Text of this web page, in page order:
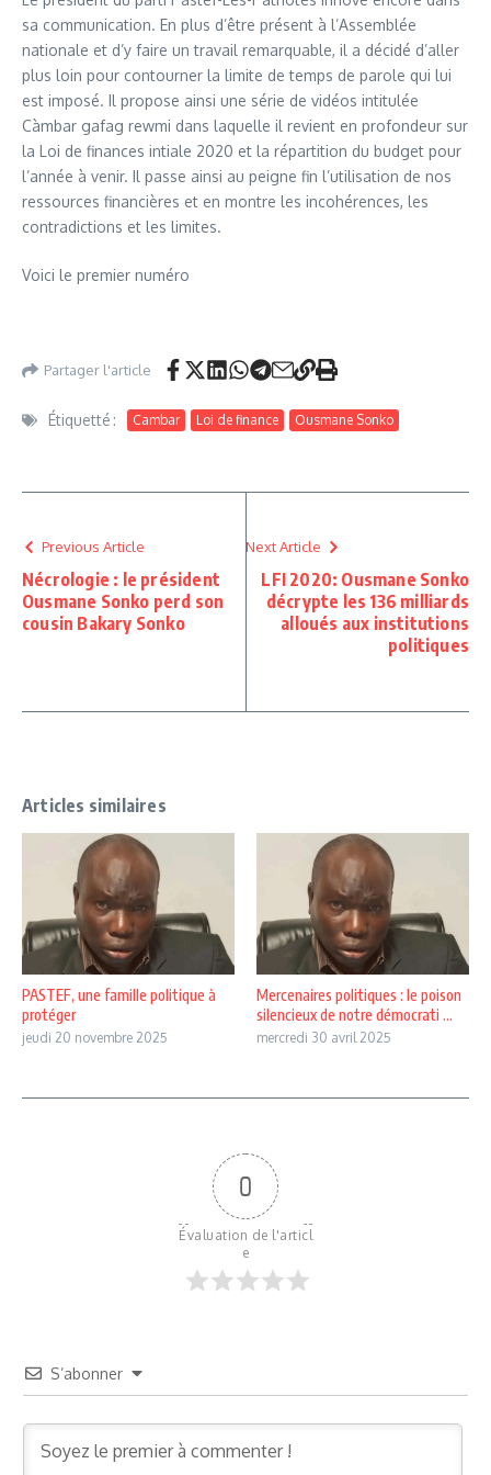
sa communication. En plus d’être présent à l’Assemblée
nationale et d’y faire un travail remarquable, il a décidé d’aller
plus loin pour contourner la limite de temps de parole qui lui
est imposé. Il propose ainsi une série de vidéos intitulée
Càmbar gafag rewmi dans laquelle il revient en profondeur sur
la Loi de finances intiale 2020 et la répartition du budget pour
l’année à venir. Il passe ainsi au peigne fin l’utilisation de nos
ressources financières et en montre les incohérences, les
contradictions et les limites.
Voici le premier numéro
Partager l'article
Étiquetté : Cambar Loi de finance Ousmane Sonko
Previous Article
Nécrologie : le président
Ousmane Sonko perd son
cousin Bakary Sonko
Next Article
LFI 2020: Ousmane Sonko
décrypte les 136 milliards
alloués aux institutions
politiques
Articles similaires
PASTEF, une famille politique à
protéger
jeudi 20 novembre 2025
Mercenaires politiques : le poison
silencieux de notre démocrati ...
mercredi 30 avril 2025
0
Évaluation de l'articl
e
S’abonner